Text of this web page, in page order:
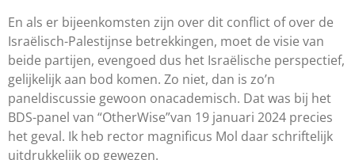
En als er bijeenkomsten zijn over dit conflict of over de
Israëlisch-Palestijnse betrekkingen, moet de visie van
beide partijen, evengoed dus het Israëlische perspectief,
gelijkelijk aan bod komen. Zo niet, dan is zo’n
paneldiscussie gewoon onacademisch. Dat was bij het
BDS-panel van “OtherWise”van 19 januari 2024 precies
het geval. Ik heb rector magnificus Mol daar schriftelijk
uitdrukkelijk op gewezen.